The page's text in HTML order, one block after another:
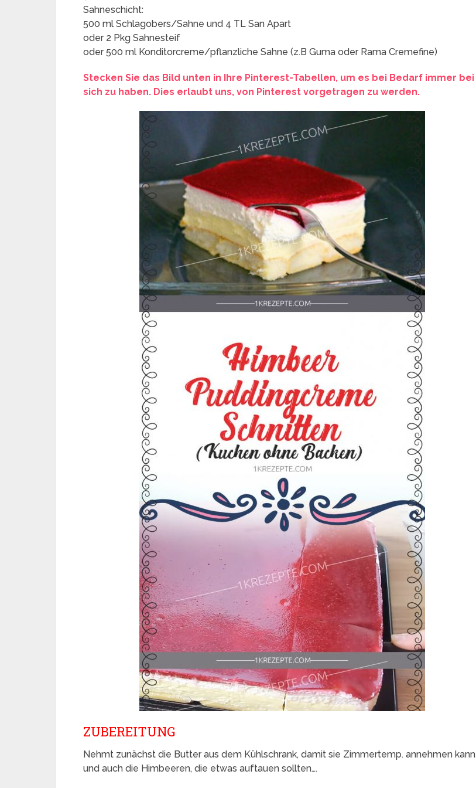
Sahneschicht:
500 ml Schlagobers/Sahne und 4 TL San Apart
oder 2 Pkg Sahnesteif
oder 500 ml Konditorcreme/pflanzliche Sahne (z.B Guma oder Rama Cremefine)
Stecken Sie das Bild unten in Ihre Pinterest-Tabellen, um es bei Bedarf immer bei
sich zu haben. Dies erlaubt uns, von Pinterest vorgetragen zu werden.
ZUBEREITUNG
Nehmt zunächst die Butter aus dem Kühlschrank, damit sie Zimmertemp. annehmen kann
und auch die Himbeeren, die etwas auftauen sollten….